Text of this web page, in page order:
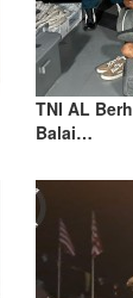
TNI AL
Balai…